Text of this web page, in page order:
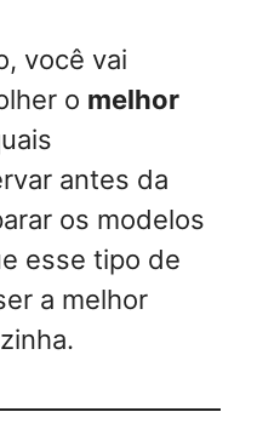
você vai
o melhor
antes da
os modelos
esse tipo de
a melhor